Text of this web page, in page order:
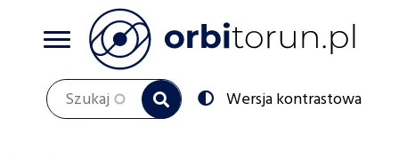
Szukaj
Przełącz
na:
Wersja kontrastowa